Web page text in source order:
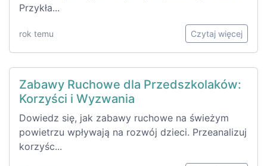
Przykła...
rok temu Czytaj więcej
Zabawy Ruchowe dla Przedszkolaków:
Korzyści i Wyzwania
Dowiedz się, jak zabawy ruchowe na świeżym
powietrzu wpływają na rozwój dzieci. Przeanalizuj
korzyśc...